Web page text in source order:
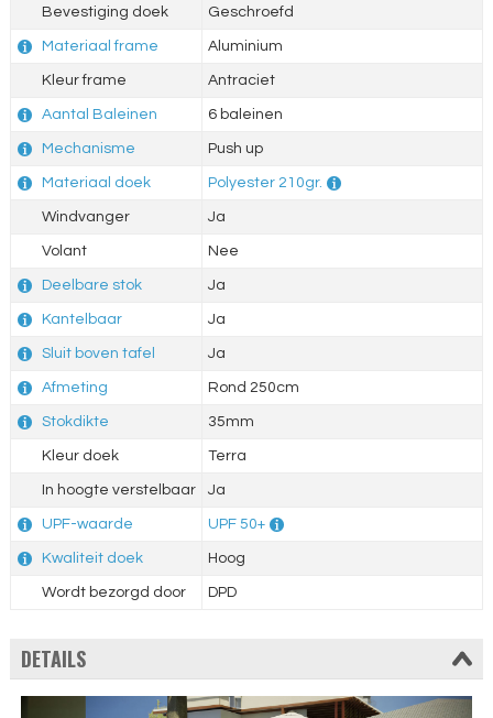
Bevestiging doek Geschroefd
Materiaal frame Aluminium
Kleur frame Antraciet
Aantal Baleinen 6 baleinen
Mechanisme Push up
Materiaal doek Polyester 210gr.
Windvanger Ja
Volant Nee
Deelbare stok Ja
Kantelbaar Ja
Sluit boven tafel Ja
Afmeting Rond 250cm
Stokdikte 35mm
Kleur doek Terra
In hoogte verstelbaar Ja
UPF-waarde UPF 50+
Kwaliteit doek Hoog
Wordt bezorgd door DPD
DETAILS